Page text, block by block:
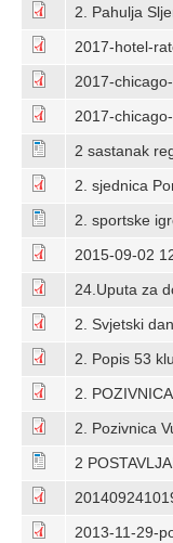
2. Pahulja
2017-hotel-
2017-
2017-
2 sastanak
2. sjednica
2. sportske
2015-09-02
24.Uputa za
2. Svjetski
2. Popis 53
2.
2. Pozivnica
2
2013-11-29-